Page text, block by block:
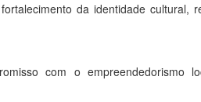
da identidade cultural,
com o empreendedorismo